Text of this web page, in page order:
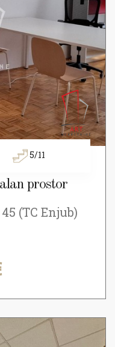
5/11
prostor
(TC Enjub)